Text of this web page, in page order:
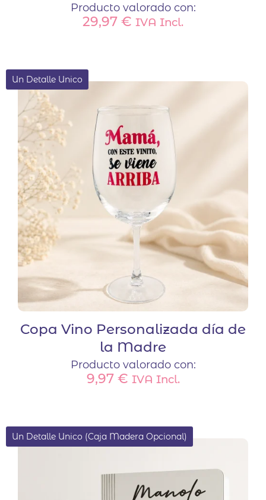
Producto valorado con:
29,97 € IVA Incl.
Un Detalle Unico
Copa Vino Personalizada día de
la Madre
Producto valorado con:
9,97 € IVA Incl.
Un Detalle Unico (Caja Madera Opcional)